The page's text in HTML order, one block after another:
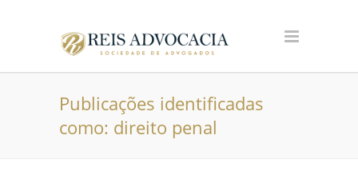
Publicações identificadas
como: direito penal